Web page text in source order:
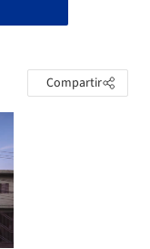
Compartir